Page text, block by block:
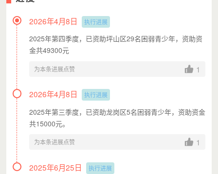
2026年4月8日 执行进展
2025年第四季度，已资助坪山区29名困弱青少年，资助资
金共49300元
为本条进展点赞 1
2026年4月8日 执行进展
2025年第三季度，已资助龙岗区5名困弱青少年，资助资金
共15000元。
为本条进展点赞 1
2025年6月25日 执行进展